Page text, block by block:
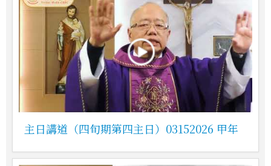
主日講道（四旬期第四主日）03152026 甲年